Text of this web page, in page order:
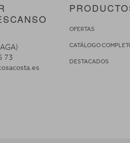
73
OFERTAS
CATÁLOGO
DESTACADOS